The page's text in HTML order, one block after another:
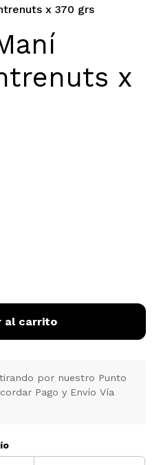
x 370 grs
x
al carrito
por nuestro Punto
Pago y Envío Vía